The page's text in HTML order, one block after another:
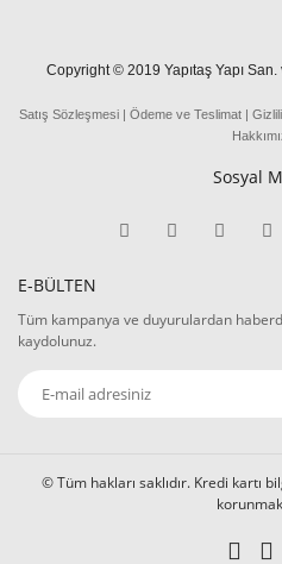
Copyright © 2019 Yapıtaş Yapı San.
Satış Sözleşmesi | Ödeme ve Teslimat |
Sosyal
E-BÜLTEN
Tüm kampanya ve duyurulardan
kaydolunuz.
© Tüm hakları saklıdır. Kredi kartı